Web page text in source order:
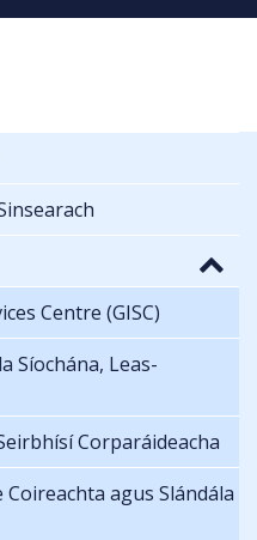
Centre (GISC)
Síochána, Leas-
Corparáideacha
agus Slándála